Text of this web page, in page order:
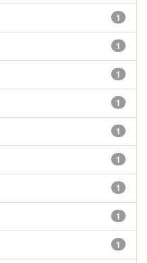
1
1
1
1
1
1
1
1
1